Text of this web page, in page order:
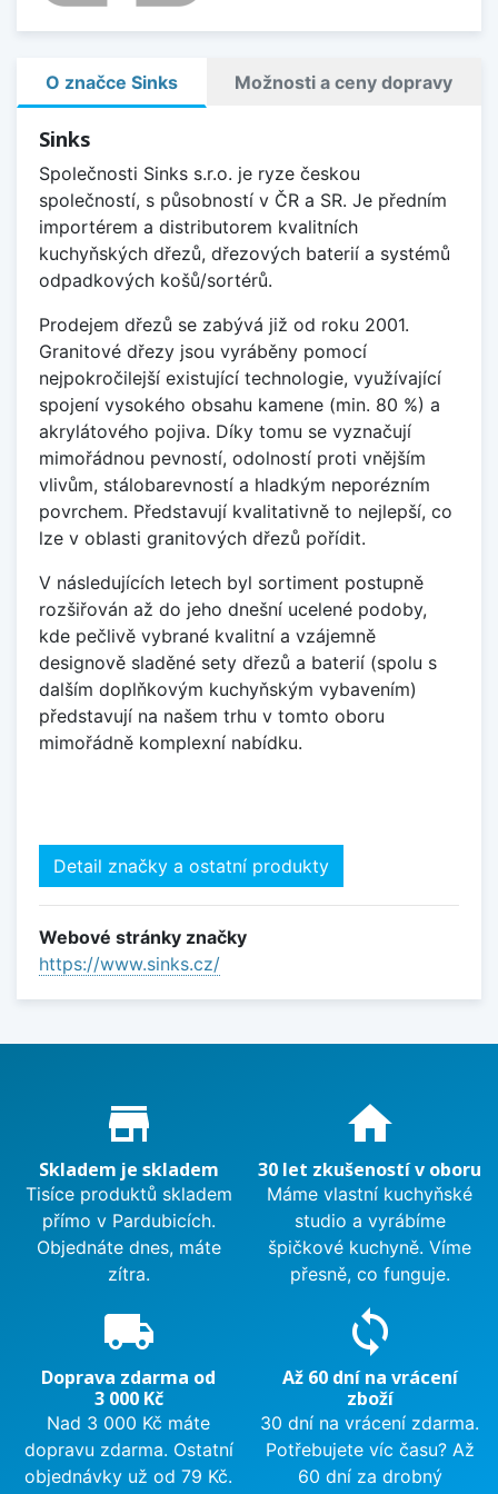
O značce Sinks Možnosti a ceny dopravy
Sinks
Společnosti Sinks s.r.o. je ryze českou
společností, s působností v ČR a SR. Je předním
importérem a distributorem kvalitních
kuchyňských dřezů, dřezových baterií a systémů
odpadkových košů/sortérů.
Prodejem dřezů se zabývá již od roku 2001.
Granitové dřezy jsou vyráběny pomocí
nejpokročilejší existující technologie, využívající
spojení vysokého obsahu kamene (min. 80 %) a
akrylátového pojiva. Díky tomu se vyznačují
mimořádnou pevností, odolností proti vnějším
vlivům, stálobarevností a hladkým neporézním
povrchem. Představují kvalitativně to nejlepší, co
lze v oblasti granitových dřezů pořídit.
V následujících letech byl sortiment postupně
rozšiřován až do jeho dnešní ucelené podoby,
kde pečlivě vybrané kvalitní a vzájemně
designově sladěné sety dřezů a baterií (spolu s
dalším doplňkovým kuchyňským vybavením)
představují na našem trhu v tomto oboru
mimořádně komplexní nabídku.
Detail značky a ostatní produkty
Webové stránky značky
https://www.sinks.cz/
Proč nakupovat u nás?
store_mall_directory
Skladem je skladem
Tisíce produktů skladem
přímo v Pardubicích.
Objednáte dnes, máte
zítra.
home
30 let zkušeností v oboru
Máme vlastní kuchyňské
studio a vyrábíme
špičkové kuchyně. Víme
přesně, co funguje.
local_shipping
Doprava zdarma od
3 000 Kč
Nad 3 000 Kč máte
dopravu zdarma. Ostatní
objednávky už od 79 Kč.
sync
Až 60 dní na vrácení
zboží
30 dní na vrácení zdarma.
Potřebujete víc času? Až
60 dní za drobný